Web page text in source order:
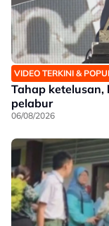
VIDEO TERKINI &
Tahap
pelabur
06/08/2026